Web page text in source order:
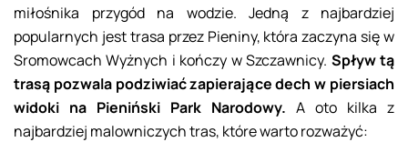
miłośnika przygód na wodzie. Jedną z najbardziej
popularnych jest trasa przez Pieniny, która zaczyna się w
Sromowcach Wyżnych i kończy w Szczawnicy. Spływ tą
trasą pozwala podziwiać zapierające dech w piersiach
widoki na Pieniński Park Narodowy. A oto kilka z
najbardziej malowniczych tras, które warto rozważyć: